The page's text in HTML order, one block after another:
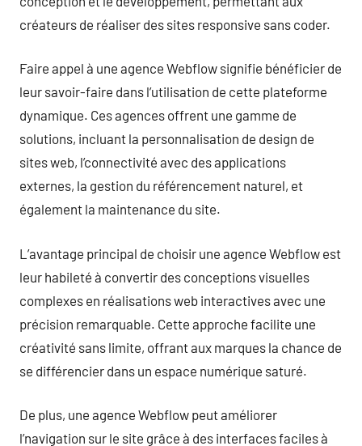
créateurs de réaliser des sites responsive sans coder.
Faire appel à une agence Webflow signifie bénéficier de
leur savoir-faire dans l’utilisation de cette plateforme
dynamique. Ces agences offrent une gamme de
solutions, incluant la personnalisation de design de
sites web, l’connectivité avec des applications
externes, la gestion du référencement naturel, et
également la maintenance du site.
L’avantage principal de choisir une agence Webflow est
leur habileté à convertir des conceptions visuelles
complexes en réalisations web interactives avec une
précision remarquable. Cette approche facilite une
créativité sans limite, offrant aux marques la chance de
se différencier dans un espace numérique saturé.
De plus, une agence Webflow peut améliorer
l’navigation sur le site grâce à des interfaces faciles à